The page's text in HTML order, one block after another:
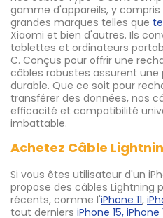
gamme d'appareils, y
grandes marques telles que
Xiaomi et bien d'autres. Ils
tablettes et ordinateurs
C. Conçus pour offrir une
câbles robustes assurent
durable. Que ce soit pour
transférer des données, nos
efficacité et compatibilité
imbattable.
Achetez Câble
Si vous êtes utilisateur d'un
propose des câbles Lightning
récents, comme l'iPhone 11,
tout derniers iPhone 15, iPhone